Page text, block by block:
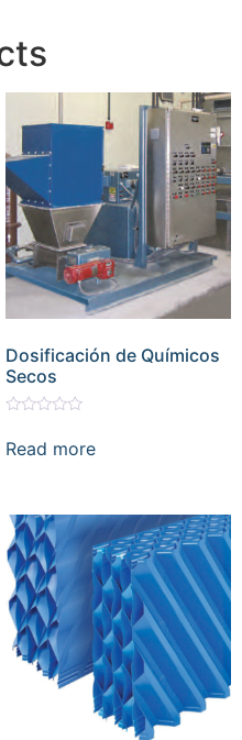
Dosificación de Químicos
Secos
0
out
Read more